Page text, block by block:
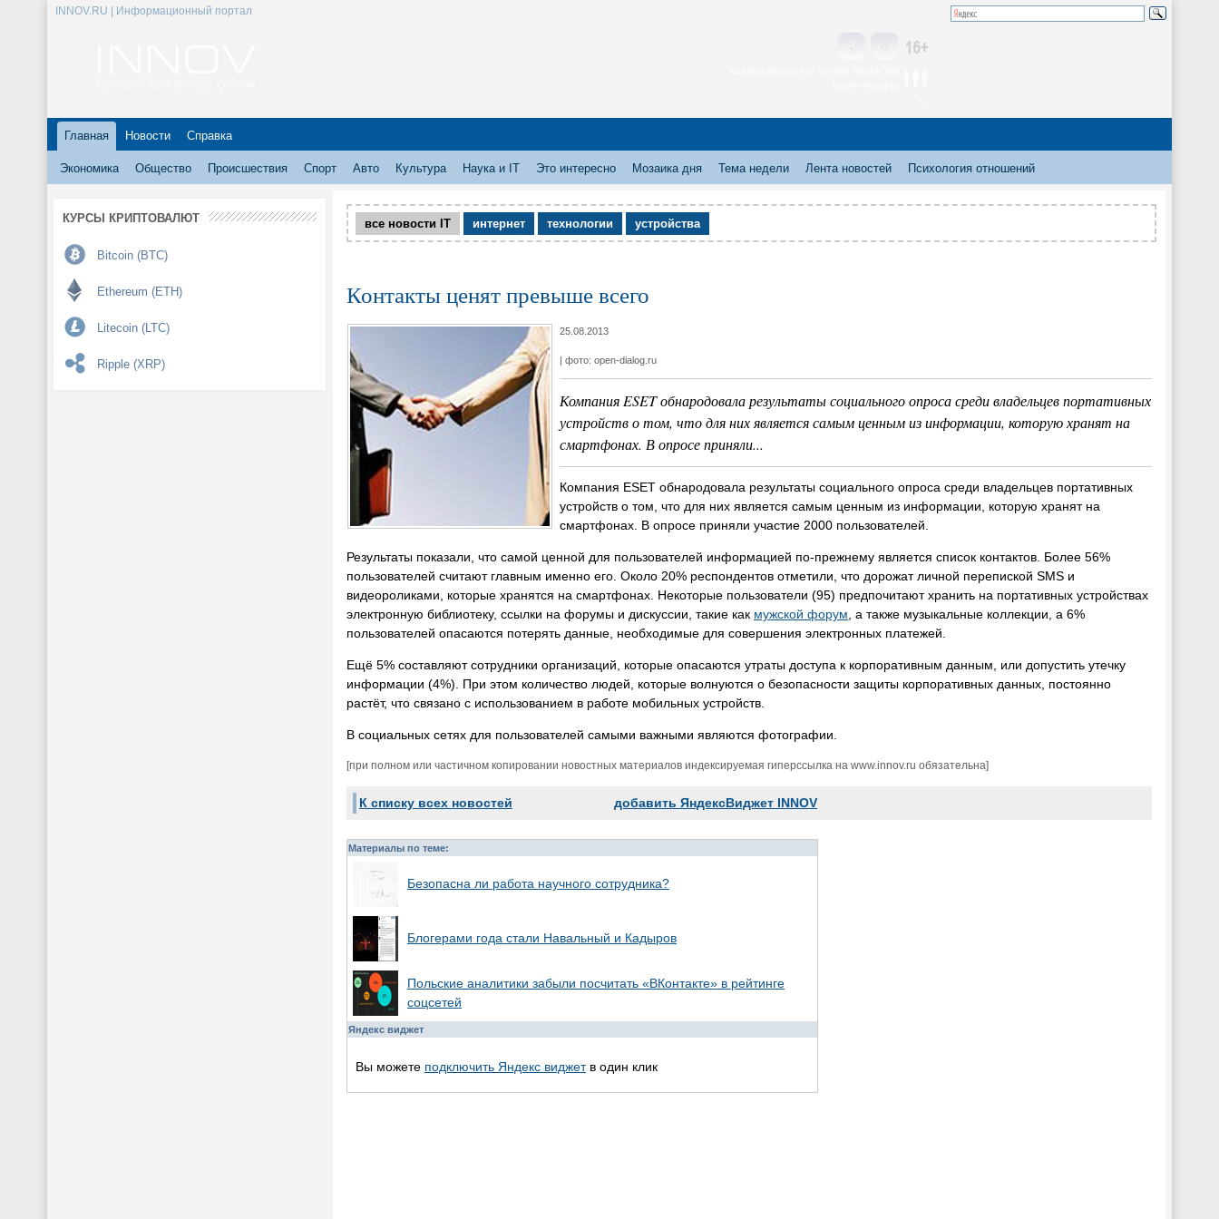
INNOV.RU | Информационный портал
Главная Новости Справка
Экономика Общество Происшествия Спорт Авто Культура Наука и IT Это интересно Мозаика дня Тема недели Лента новостей Психология отношений
КУРСЫ КРИПТОВАЛЮТ
Bitcoin (BTC)
Ethereum (ETH)
Litecoin (LTC)
Ripple (XRP)
все новости IT интернет технологии устройства
Контакты ценят превыше всего
25.08.2013
| фото: open-dialog.ru
Компания ESET обнародовала результаты социального опроса среди владельцев портативных
устройств о том, что для них является самым ценным из информации, которую хранят на
смартфонах. В опросе приняли...
Компания ESET обнародовала результаты социального опроса среди владельцев портативных
устройств о том, что для них является самым ценным из информации, которую хранят на
смартфонах. В опросе приняли участие 2000 пользователей.
Результаты показали, что самой ценной для пользователей информацией по-прежнему является список контактов. Более 56%
пользователей считают главным именно его. Около 20% респондентов отметили, что дорожат личной перепиской SMS и
видеороликами, которые хранятся на смартфонах. Некоторые пользователи (95) предпочитают хранить на портативных устройствах
электронную библиотеку, ссылки на форумы и дискуссии, такие как мужской форум , а также музыкальные коллекции, а 6%
пользователей опасаются потерять данные, необходимые для совершения электронных платежей.
Ещё 5% составляют сотрудники организаций, которые опасаются утраты доступа к корпоративным данным, или допустить утечку
информации (4%). При этом количество людей, которые волнуются о безопасности защиты корпоративных данных, постоянно
растёт, что связано с использованием в работе мобильных устройств.
В социальных сетях для пользователей самыми важными являются фотографии.
[при полном или частичном копировании новостных материалов индексируемая гиперссылка на www.innov.ru обязательна]
К списку всех новостей добавить ЯндексВиджет INNOV
Материалы по теме:
Безопасна ли работа научного сотрудника?
Блогерами года стали Навальный и Кадыров
Польские аналитики забыли посчитать «ВКонтакте» в рейтинге
соцсетей
Яндекс виджет
Вы можете подключить Яндекс виджетв один клик